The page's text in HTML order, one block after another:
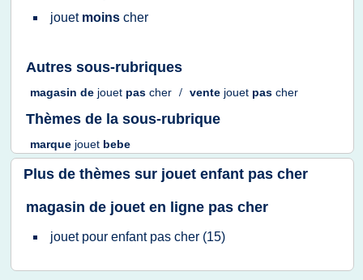
jouet moins cher
Autres sous-rubriques
magasin de jouet pas cher / vente jouet pas cher
Thèmes de la sous-rubrique
marque jouet bebe
Plus de thèmes sur jouet enfant pas cher
magasin de jouet en ligne pas cher
jouet pour enfant pas cher (15)